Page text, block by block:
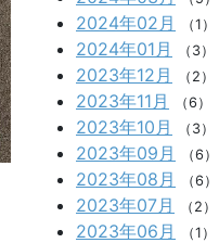
2024年02月 （1）
2024年01月 （3）
2023年12月 （2）
2023年11月 （6）
2023年10月 （3）
2023年09月 （6）
2023年08月 （6）
2023年07月 （2）
2023年06月 （1）